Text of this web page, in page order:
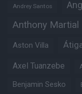
Andrey Santos
Anthony Martial
Aston Villa
Axel Tuanzebe
Benjamin Sesko